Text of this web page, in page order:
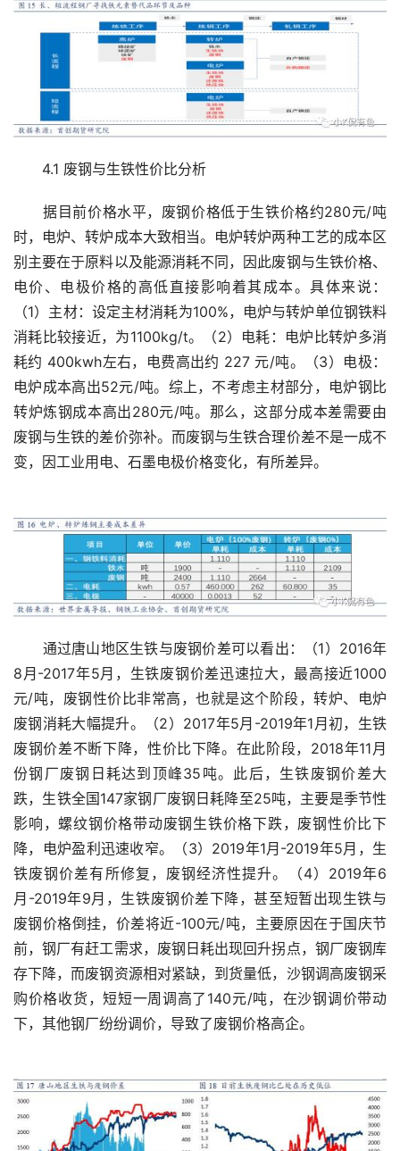
4.1 废钢与生铁性价比分析
据目前价格水平，废钢价格低于生铁价格约280元/吨
时，电炉、转炉成本大致相当。电炉转炉两种工艺的成本区
别主要在于原料以及能源消耗不同，因此废钢与生铁价格、
电价、电极价格的高低直接影响着其成本。具体来说：
（1）主材：设定主材消耗为100%，电炉与转炉单位钢铁料
消耗比较接近，为1100kg/t。（2）电耗：电炉比转炉多消
耗约 400kwh左右，电费高出约 227 元/吨。（3）电极：
电炉成本高出52元/吨。综上，不考虑主材部分，电炉钢比
转炉炼钢成本高出280元/吨。那么，这部分成本差需要由
废钢与生铁的差价弥补。而废钢与生铁合理价差不是一成不
变，因工业用电、石墨电极价格变化，有所差异。
通过唐山地区生铁与废钢价差可以看出：（1）2016年
8月-2017年5月，生铁废钢价差迅速拉大，最高接近1000
元/吨，废钢性价比非常高，也就是这个阶段，转炉、电炉
废钢消耗大幅提升。（2）2017年5月-2019年1月初，生铁
废钢价差不断下降，性价比下降。在此阶段，2018年11月
份钢厂废钢日耗达到顶峰35吨。此后，生铁废钢价差大
跌，生铁全国147家钢厂废钢日耗降至25吨，主要是季节性
影响，螺纹钢价格带动废钢生铁价格下跌，废钢性价比下
降，电炉盈利迅速收窄。（3）2019年1月-2019年5月，生
铁废钢价差有所修复，废钢经济性提升。（4）2019年6
月-2019年9月，生铁废钢价差下降，甚至短暂出现生铁与
废钢价格倒挂，价差将近-100元/吨，主要原因在于国庆节
前，钢厂有赶工需求，废钢日耗出现回升拐点，钢厂废钢库
存下降，而废钢资源相对紧缺，到货量低，沙钢调高废钢采
购价格收货，短短一周调高了140元/吨，在沙钢调价带动
下，其他钢厂纷纷调价，导致了废钢价格高企。